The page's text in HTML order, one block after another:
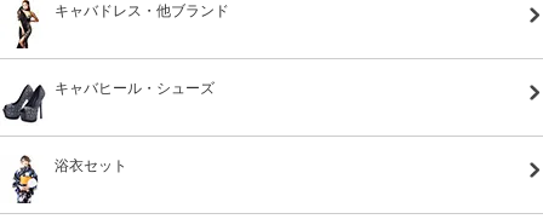
キャバドレス・他ブランド
キャバヒール・シューズ
浴衣セット